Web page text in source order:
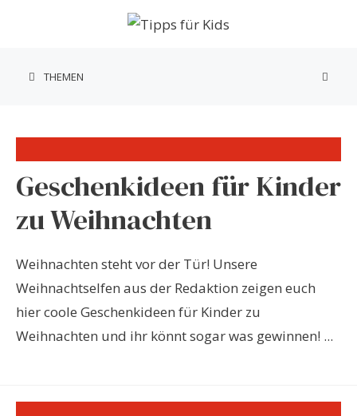
THEMEN
Geschenkideen für Kinder
zu Weihnachten
Weihnachten steht vor der Tür! Unsere
Weihnachtselfen aus der Redaktion zeigen euch
hier coole Geschenkideen für Kinder zu
Weihnachten und ihr könnt sogar was gewinnen! ...